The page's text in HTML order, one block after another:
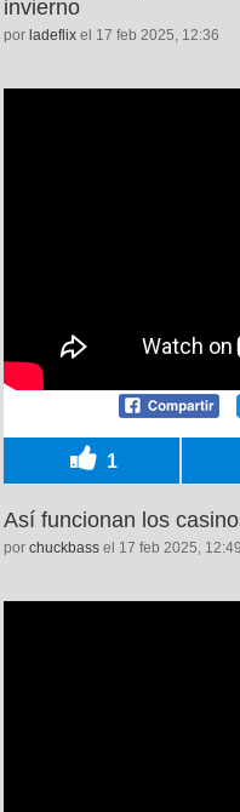
invierno
por ladeflix el 17 feb 2025, 12:36
1
Así funcionan los
por chuckbass el 17 feb 2025, 12:49